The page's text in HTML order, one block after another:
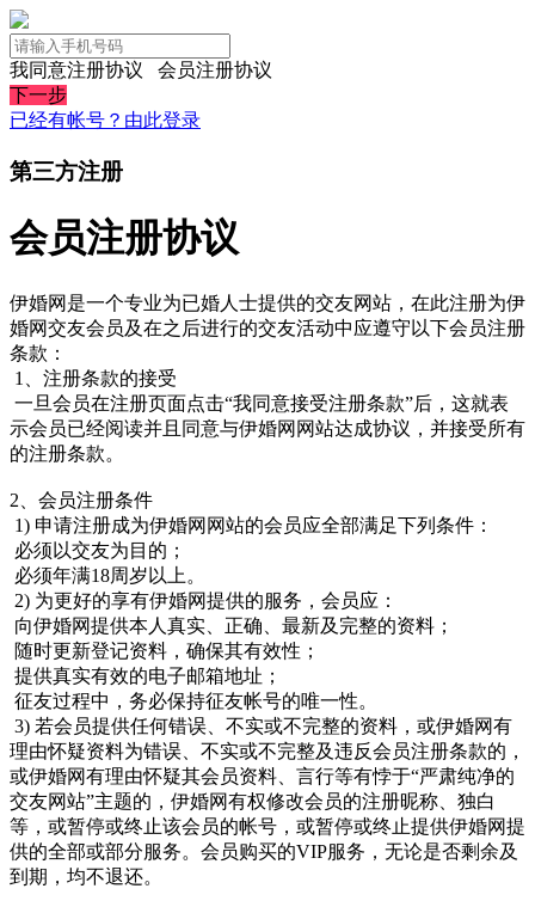
我同意注册协议 会员注册协议
下一步
已经有帐号？由此登录
第三方注册
会员注册协议
伊婚网是一个专业为已婚人士提供的交友网站，在此注册为伊
婚网交友会员及在之后进行的交友活动中应遵守以下会员注册
条款：
1、注册条款的接受
一旦会员在注册页面点击“我同意接受注册条款”后，这就表
示会员已经阅读并且同意与伊婚网网站达成协议，并接受所有
的注册条款。
2、会员注册条件
1) 申请注册成为伊婚网网站的会员应全部满足下列条件：
必须以交友为目的；
必须年满18周岁以上。
2) 为更好的享有伊婚网提供的服务，会员应：
向伊婚网提供本人真实、正确、最新及完整的资料；
随时更新登记资料，确保其有效性；
提供真实有效的电子邮箱地址；
征友过程中，务必保持征友帐号的唯一性。
3) 若会员提供任何错误、不实或不完整的资料，或伊婚网有
理由怀疑资料为错误、不实或不完整及违反会员注册条款的，
或伊婚网有理由怀疑其会员资料、言行等有悖于“严肃纯净的
交友网站”主题的，伊婚网有权修改会员的注册昵称、独白
等，或暂停或终止该会员的帐号，或暂停或终止提供伊婚网提
供的全部或部分服务。会员购买的VIP服务，无论是否剩余及
到期，均不退还。